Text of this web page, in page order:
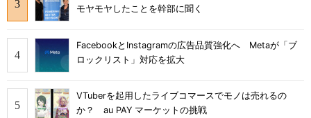
モヤモヤしたことを幹部に聞く
FacebookとInstagramの広告品質強化へ Metaが「ブ
ロックリスト」対応を拡大
VTuberを起用したライブコマースでモノは売れるの
か？ au PAY マーケットの挑戦